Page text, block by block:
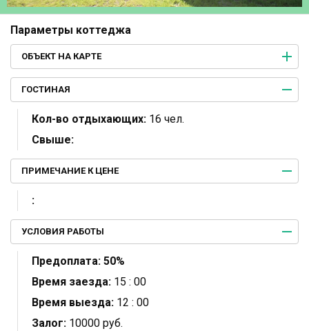
Параметры коттеджа
ОБЪЕКТ НА КАРТЕ
ГОСТИНАЯ
Кол-во отдыхающих: 16 чел.
Свыше:
ПРИМЕЧАНИЕ К ЦЕНЕ
:
УСЛОВИЯ РАБОТЫ
Предоплата: 50%
Время заезда: 15 : 00
Время выезда: 12 : 00
Залог: 10000 руб.